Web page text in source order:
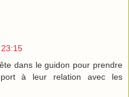
dans le guidon pour prendre
à leur relation avec les